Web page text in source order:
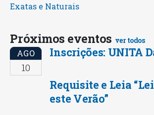
Exatas e Naturais
Próximos eventos ver todos
AGO
10
Inscrições: UNITA
Requisite e Leia
este Verão”